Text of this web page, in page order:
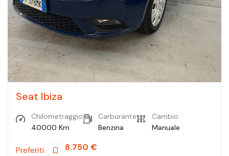
Seat Ibiza
Chilometraggio
40000 Km
Carburante
Benzina
Cambio
Manuale
Preferiti 8.750 €